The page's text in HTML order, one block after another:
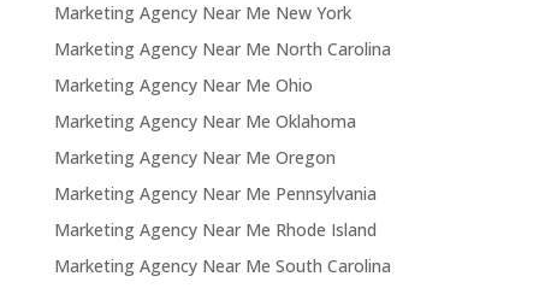
Marketing Agency Near Me New York
Marketing Agency Near Me North Carolina
Marketing Agency Near Me Ohio
Marketing Agency Near Me Oklahoma
Marketing Agency Near Me Oregon
Marketing Agency Near Me Pennsylvania
Marketing Agency Near Me Rhode Island
Marketing Agency Near Me South Carolina